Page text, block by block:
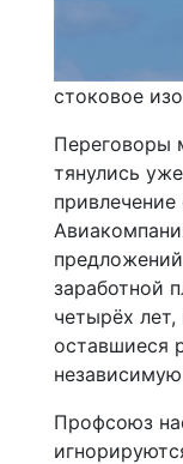
стоковое
Переговоры
тянулись
заработной
четырёх
оставшиеся
Профсоюз